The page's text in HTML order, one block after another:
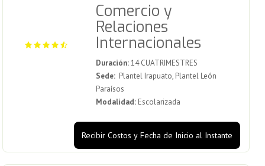
Comercio y
Relaciones
Internacionales
Duración:14 CUATRIMESTRES
Sede:Plantel Irapuato, Plantel León
Paraísos
Modalidad:Escolarizada
Recibir Costos y Fecha de Inicio al Instante